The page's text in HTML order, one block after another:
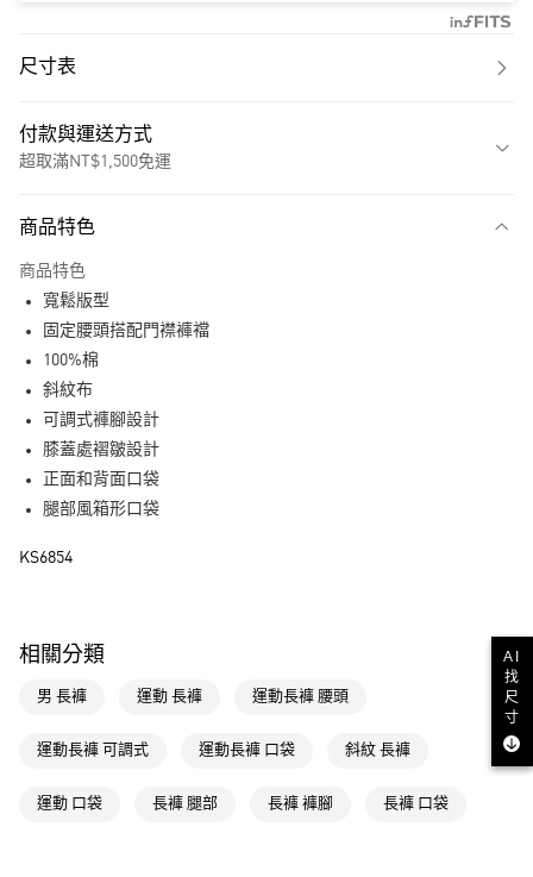
尺寸表
付款與運送方式
超取滿NT$1,500免運
LINE Pay
全家取貨付款
每筆NT$80，滿NT$1,500(含以上)免運費
付款後全家取貨
每筆NT$80，滿NT$1,500(含以上)免運費
付款後萊爾富取貨
每筆NT$80，滿NT$1,500(含以上)免運費
商品特色
商品特色
寬鬆版型
固定腰頭搭配門襟褲襠
100%棉
斜紋布
可調式褲腳設計
膝蓋處褶皺設計
正面和背面口袋
腿部風箱形口袋
KS6854
相關分類
男 長褲 運動 長褲 運動長褲 腰頭
運動長褲 可調式 運動長褲 口袋 斜紋 長褲
運動 口袋 長褲 腿部 長褲 褲腳 長褲 口袋
AI
找
尺
寸